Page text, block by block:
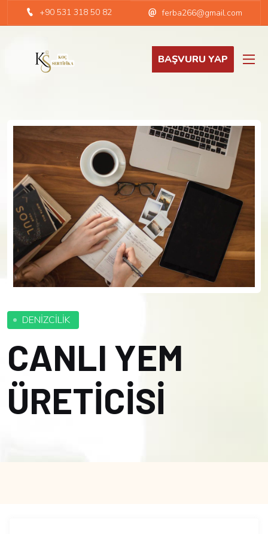
+90 531 318 50 82 ferba266@gmail.com
BAŞVURU YAP
DENİZCİLİK
CANLI YEM
ÜRETİCİSİ